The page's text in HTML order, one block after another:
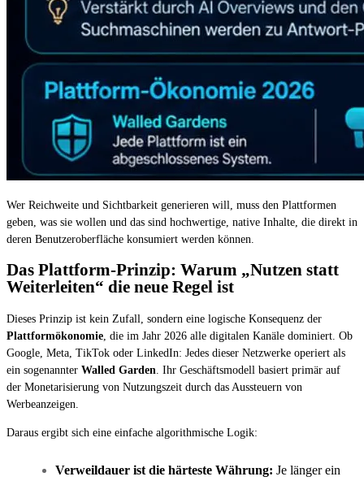
Wer Reichweite und Sichtbarkeit generieren will, muss den Plattformen
geben, was sie wollen und das sind hochwertige, native Inhalte, die direkt in
deren Benutzeroberfläche konsumiert werden können.
Das Plattform-Prinzip: Warum „Nutzen statt
Weiterleiten“ die neue Regel ist
Dieses Prinzip ist kein Zufall, sondern eine logische Konsequenz der
Plattformökonomie , die im Jahr 2026 alle digitalen Kanäle dominiert. Ob
Google, Meta, TikTok oder LinkedIn: Jedes dieser Netzwerke operiert als
ein sogenannter Walled Garden . Ihr Geschäftsmodell basiert primär auf
der Monetarisierung von Nutzungszeit durch das Aussteuern von
Werbeanzeigen.
Daraus ergibt sich eine einfache algorithmische Logik:
Verweildauer ist die härteste Währung: Je länger ein